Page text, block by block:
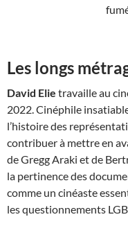
Les longs
David Elie travaille au
2022. Cinéphile
l’histoire des
contribuer à mettre en
de Gregg Araki et de
la pertinence des
comme un cinéaste
les questionnements